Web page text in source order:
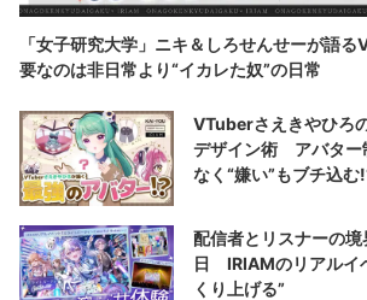
「女子研究大学」ニキ＆しろせんせーが語
要なのは非日常より“イカレた奴”の日常
VTuberさえきやひろ
デザイン術 アバター
なく“嫌い”もブチ込む
配信者とリスナーの
日 IRIAMのリアルイ
くり上げる”